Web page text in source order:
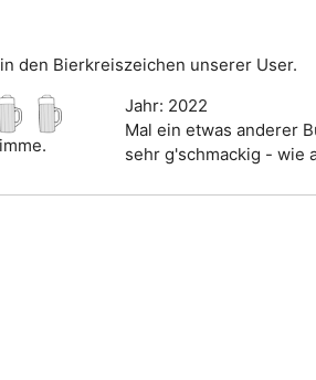
in den Bierkreiszeichen unserer User.
Jahr: 2022
Mal ein etwas anderer
sehr g'schmackig - wie